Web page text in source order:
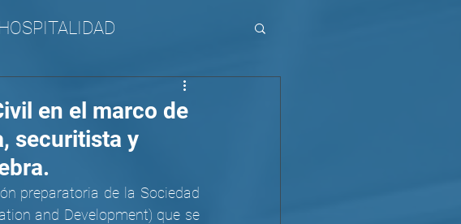
en el marco de
securitista y
preparatoria de la Sociedad
and Development) que se